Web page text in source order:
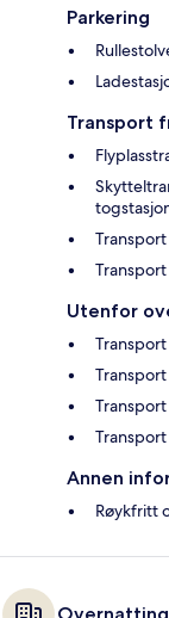
Parkering
Transport
Utenfor
Annen
Røykfritt